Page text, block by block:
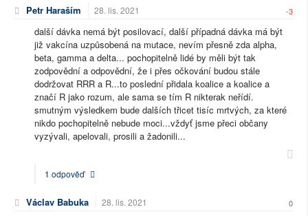
Petr Haraším 28. lis. 2021 -3
další dávka nemá být posilovací, další případná dávka má být
již vakcína uzpůsobená na mutace, nevím přesně zda alpha,
beta, gamma a delta... pochopitelně lidé by měli být tak
zodpovědní a odpovědní, že i přes očkování budou stále
dodržovat RRR a R...to poslední přidala koalice a koalice a
značí R jako rozum, ale sama se tím R nikterak neřídí.
smutným výsledkem bude dalších třicet tisíc mrtvých, za které
nikdo pochopitelně nebude moci...vždyť jsme přeci občany
vyzývali, apelovali, prosili a žadonili...
1 odpověď
Václav Babuka 28. lis. 2021 0